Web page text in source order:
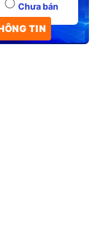
Chưa bán